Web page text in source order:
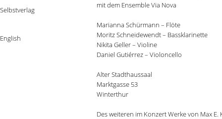
Selbstverlag
English
mit dem Ensemble Via Nova
Marianna Schürmann – Flöte
Moritz Schneidewendt – Bassklarinette
Nikita Geller – Violine
Daniel Gutiérrez – Violoncello
Alter Stadthaussaal
Marktgasse 53
Winterthur
Des weiteren im Konzert Werke von Max